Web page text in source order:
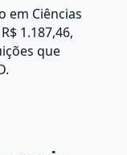
em Ciências
1.187,46,
que